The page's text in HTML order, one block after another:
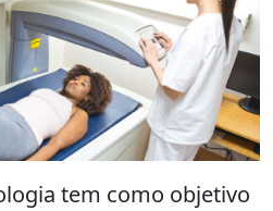
tem como objetivo